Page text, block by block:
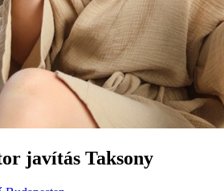
javítás Taksony